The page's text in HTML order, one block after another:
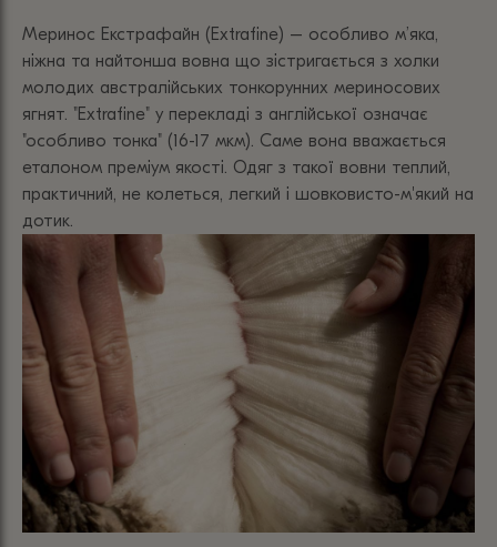
Меринос Екстрафайн (Extrafine) – особливо м’яка,
ніжна та найтонша вовна що зістригається з холки
молодих австралійських тонкорунних мериносових
ягнят. "Extrafine" у перекладі з англійської означає
"особливо тонка" (16-17 мкм). Саме вона вважається
еталоном преміум якості. Одяг з такої вовни теплий,
практичний, не колеться, легкий і шовковисто-м'який на
дотик.